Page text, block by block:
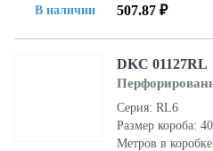
В наличии 507.87 ₽
DKC 01127RL
Серия: RL6
Размер короба:
Метров в